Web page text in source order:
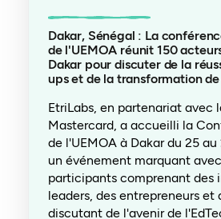
Dakar, Sénégal : La
de l'UEMOA réunit 150
Dakar pour discuter de la
ups et de la transformation
EtriLabs, en partenariat avec
Mastercard, a accueilli la
de l'UEMOA à Dakar du 25
un événement marquant
participants comprenant des
leaders, des entrepreneurs et
discutant de l'avenir de